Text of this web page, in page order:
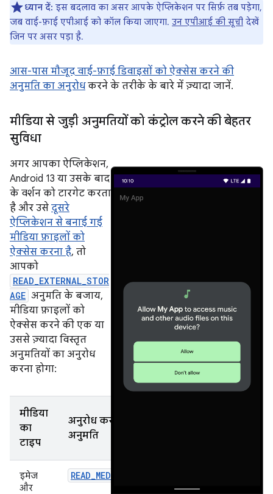
ध्यान दें: इस बदलाव का असर आपके ऐप्लिकेशन पर सिर्फ़ तब पड़ेगा,
जब वाई-फ़ाई एपीआई को कॉल किया जाएगा. उन एपीआई की सूची देखें
जिन पर असर पड़ा है.
आस-पास मौजूद वाई-फ़ाई डिवाइसों को ऐक्सेस करने की
अनुमति का अनुरोधकरने के तरीके के बारे में ज़्यादा जानें.
मीडिया से जुड़ी अनुमतियों को कंट्रोल करने की बेहतर
सुविधा
अगर आपका ऐप्लिकेशन,
Android 13 या उसके बाद
के वर्शन को टारगेट करता
है और उसे दूसरे
ऐप्लिकेशन से बनाई गई
मीडिया फ़ाइलों को
ऐक्सेस करना है, तो
आपको
READ_EXTERNAL_STOR
AGE अनुमति के बजाय,
मीडिया फ़ाइलों को
ऐक्सेस करने की एक या
उससे ज़्यादा विस्तृत
अनुमतियों का अनुरोध
करना होगा:
मीडिया
का
टाइप
अनुरोध करने की
अनुमति
इमेज
और
READ_MEDIA_IMAGES